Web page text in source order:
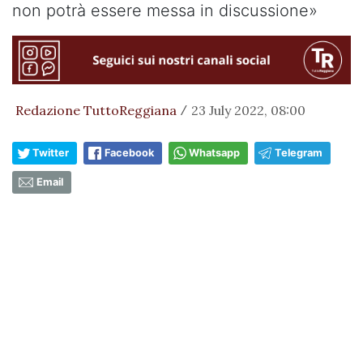
non potrà essere messa in discussione»
Redazione TuttoReggiana / 23 July 2022, 08:00
Twitter Facebook Whatsapp Telegram
Email